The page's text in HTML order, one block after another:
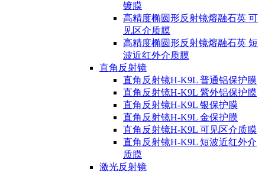
镀膜
高精度椭圆形反射镜熔融石英 可
见区介质膜
高精度椭圆形反射镜熔融石英 短
波近红外介质膜
直角反射镜
直角反射镜H-K9L 普通铝保护膜
直角反射镜H-K9L 紫外铝保护膜
直角反射镜H-K9L 银保护膜
直角反射镜H-K9L 金保护膜
直角反射镜H-K9L 可见区介质膜
直角反射镜H-K9L 短波近红外介
质膜
激光反射镜